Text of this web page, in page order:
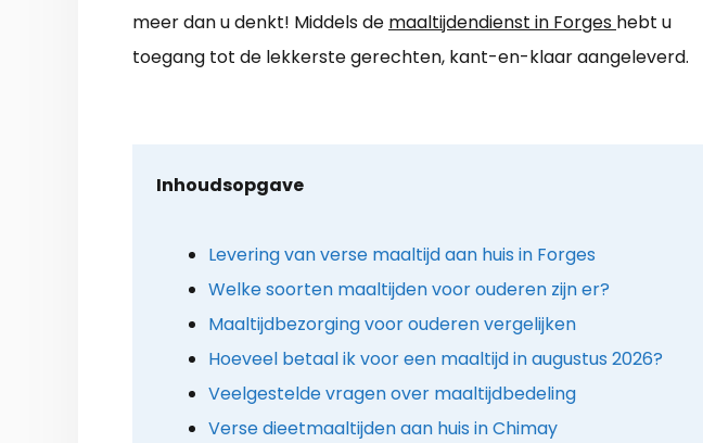
meer dan u denkt! Middels de maaltijdendienst in Forges hebt u
toegang tot de lekkerste gerechten, kant-en-klaar aangeleverd.
Inhoudsopgave
Levering van verse maaltijd aan huis in Forges
Welke soorten maaltijden voor ouderen zijn er?
Maaltijdbezorging voor ouderen vergelijken
Hoeveel betaal ik voor een maaltijd in augustus 2026?
Veelgestelde vragen over maaltijdbedeling
Verse dieetmaaltijden aan huis in Chimay